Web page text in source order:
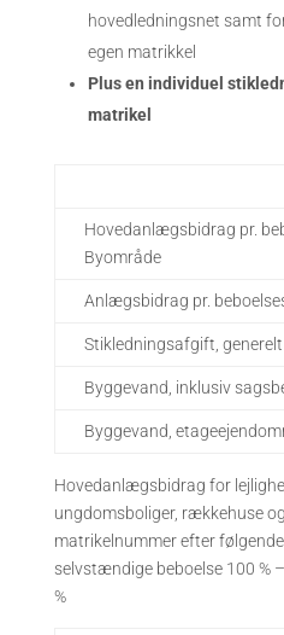
hovedledningsnet samt
egen matrikkel
Plus en individuel
matrikel
Hovedanlægsbidrag pr.
Byområde
Anlægsbidrag pr.
Stikledningsafgift,
Byggevand, inklusiv
Byggevand,
Hovedanlægsbidrag for
ungdomsboliger, rækkehuse
matrikelnummer efter
selvstændige beboelse 100 %
%